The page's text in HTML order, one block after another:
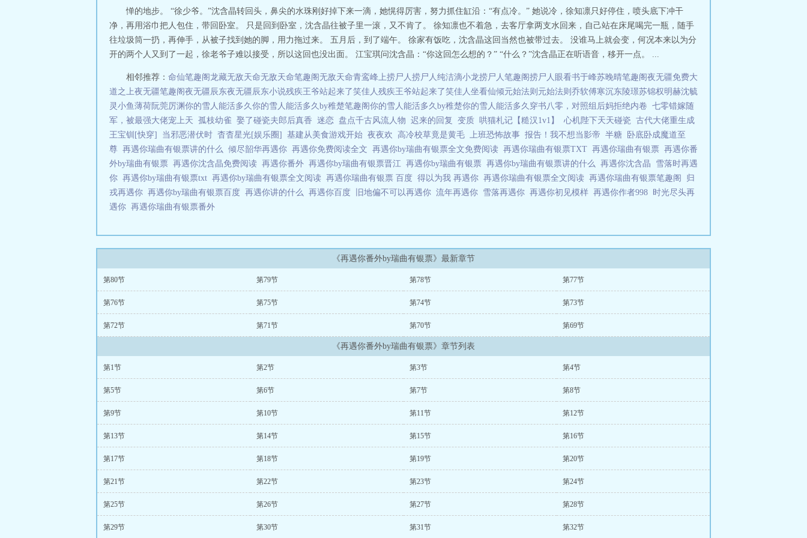
惮的地步。 “徐少爷。”沈含晶转回头，鼻尖的水珠刚好掉下来一滴，她愰得厉害，努力抓住缸沿：“有点冷。” 她说冷，徐知凛只好停住，喷头底下冲干
净，再用浴巾把人包住，带回卧室。 只是回到卧室，沈含晶往被子里一滚，又不肯了。 徐知凛也不着急，去客厅拿两支水回来，自己站在床尾喝完一瓶，随手
往垃圾筒一扔，再伸手，从被子找到她的脚，用力拖过来。 五月后，到了端午。 徐家有饭吃，沈含晶这回当然也被带过去。 没谁马上就会变，何况本来以为分
开的两个人又到了一起，徐老爷子难以接受，所以这回也没出面。 江宝琪问沈含晶：“你这回怎么想的？” “什么？”沈含晶正在听语音，移开一点。 ...
相邻推荐： 命仙笔趣阁龙藏无敌天命无敌天命笔趣阁无敌天命青鸾峰上捞尸人捞尸人纯洁滴小龙捞尸人笔趣阁捞尸人眼看书于峰苏晚晴笔趣阁夜无疆免费大
道之上夜无疆笔趣阁夜无疆辰东夜无疆辰东小说残疾王爷站起来了笑佳人残疾王爷站起来了笑佳人坐看仙倾元始法则 元始法则 乔软傅寒沉东陵璟苏锦权明赫沈毓
灵 小鱼薄荷阮莞厉渊你的雪人能活多久你的雪人能活多久by稚楚笔趣阁你的雪人能活多久by稚楚你的雪人能活多久 穿书八零，对照组后妈拒绝内卷 七零错嫁随
军，被最强大佬宠上天 孤枝幼雀 娶了碰瓷夫郎后真香 迷恋 盘点千古风流人物 迟来的回复 变质 哄猫札记【糙汉1v1】 心机陛下天天碰瓷 古代大佬重生成
王宝钏[快穿]
当邪恶潜伏时 杳杳星光[娱乐圈] 基建从美食游戏开始 夜夜欢 高冷校草竟是黄毛 上班恐怖故事 报告！我不想当影帝 半糖
卧底卧成魔道至
尊 再遇你瑞曲有银票讲的什么 倾尽韶华再遇你 再遇你免费阅读全文 再遇你by瑞曲有银票全文免费阅读 再遇你瑞曲有银票TXT 再遇你瑞曲有银票 再遇你番
外by瑞曲有银票 再遇你沈含晶免费阅读 再遇你番外 再遇你by瑞曲有银票晋江 再遇你by瑞曲有银票 再遇你by瑞曲有银票讲的什么 再遇你沈含晶 雪落时再遇
你 再遇你by瑞曲有银票txt 再遇你by瑞曲有银票全文阅读 再遇你瑞曲有银票 百度 得以为我 再遇你 再遇你瑞曲有银票全文阅读 再遇你瑞曲有银票笔趣阁 归
戎再遇你 再遇你by瑞曲有银票百度 再遇你讲的什么 再遇你百度 旧地偏不可以再遇你 流年再遇你 雪落再遇你 再遇你初见模样 再遇你作者998 时光尽头再
遇你 再遇你瑞曲有银票番外
《再遇你番外by瑞曲有银票》最新章节
第80节 第79节 第78节 第77节
第76节 第75节 第74节 第73节
第72节 第71节 第70节 第69节
《再遇你番外by瑞曲有银票》章节列表
第1节 第2节 第3节 第4节
第5节 第6节 第7节 第8节
第9节 第10节 第11节 第12节
第13节 第14节 第15节 第16节
第17节 第18节 第19节 第20节
第21节 第22节 第23节 第24节
第25节 第26节 第27节 第28节
第29节 第30节 第31节 第32节